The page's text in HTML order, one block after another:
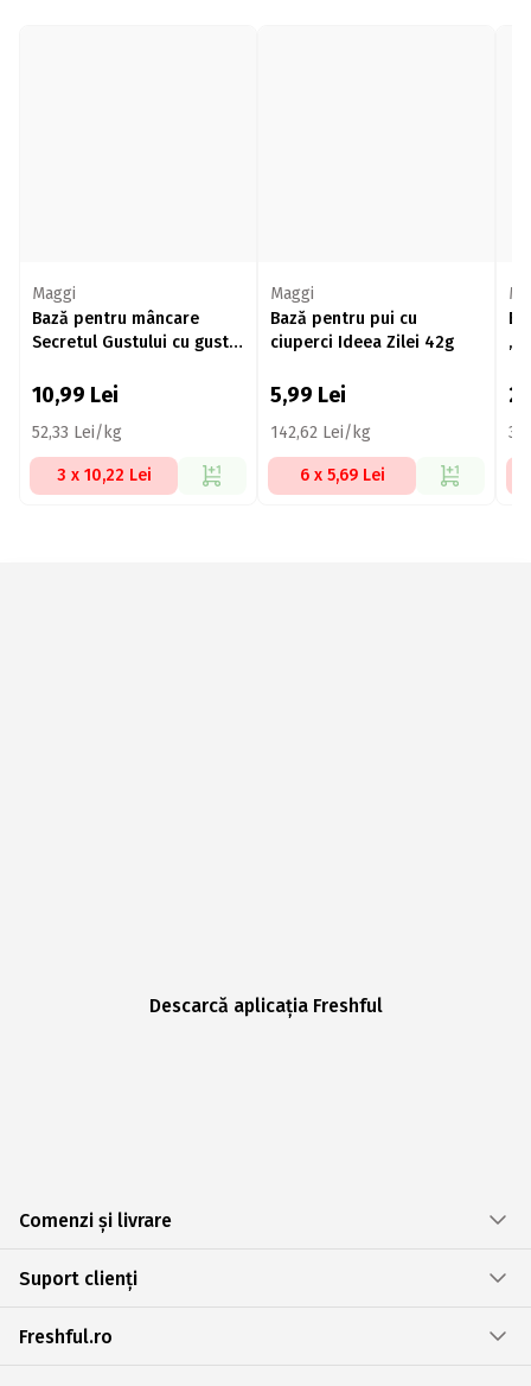
Maggi
Bază pentru mâncare
Secretul Gustului cu gust
10,99 Lei
52,33 Lei/kg
3 x 10,22 Lei
Maggi
Bază pentru pui cu
ciuperci Ideea Zilei 42g
5,99 Lei
142,62 Lei/kg
6 x 5,69 Lei
Descarcă aplicația Freshful
Comenzi și livrare
Suport clienți
Freshful.ro